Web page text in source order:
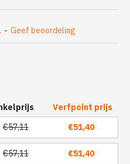
- Geef beoordeling
Verfpoint prijs
€57,11
€51,40
€57,11 €51,40